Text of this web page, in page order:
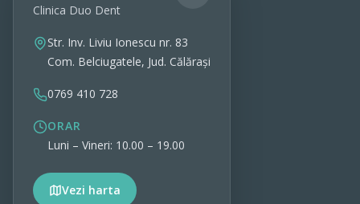
Clinica Duo Dent
Str. Inv. Liviu Ionescu nr. 83
Com. Belciugatele, Jud. Călărași
0769 410 728
ORAR
Luni – Vineri: 10.00 – 19.00
Vezi harta